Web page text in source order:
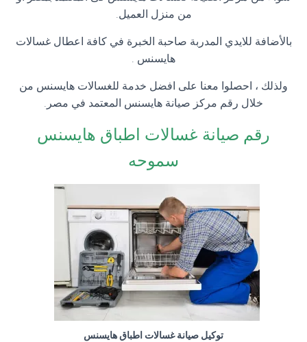
من منزل العميل.
بالأضافة للايدي المدربة صاحبة الخبرة في كافة اعطال غسالات
هايسنس .
ولذلك ، احصلوا معنا على افضل خدمة للغسالات هايسنس من
خلال رقم مركز صيانة هايسنس المعتمد في مصر.
رقم صيانة غسالات اطباق هايسنس
سموحه
توكيل صيانة غسالات اطباق هايسنس